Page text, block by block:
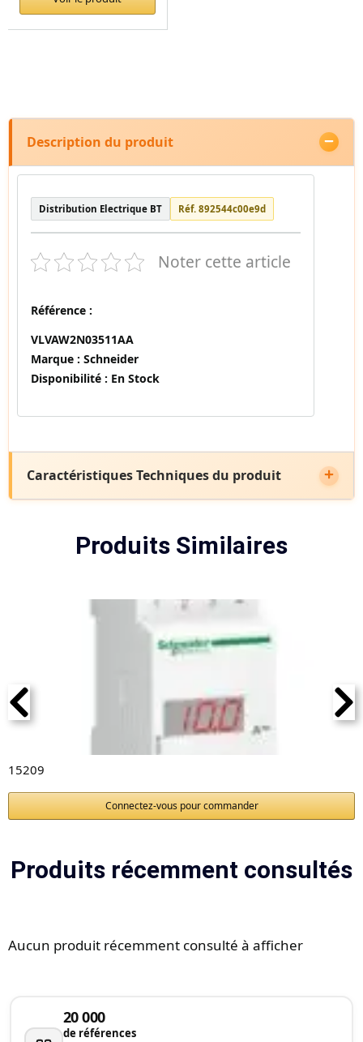
Description du produit
Distribution Electrique BT Réf. 892544c00e9d
Noter cette article
Référence :
VLVAW2N03511AA
Marque : Schneider
Disponibilité : En Stock
Caractéristiques Techniques du produit
Produits Similaires
15209
Connectez-vous pour commander
Produits récemment consultés
Aucun produit récemment consulté à afficher
20 000
de références